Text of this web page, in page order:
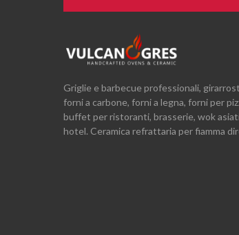
Griglie e barbecue professionali,
forni a carbone, forni a legna, forni per
buffet per ristoranti, brasserie, wok
hotel. Ceramica refrattaria per fiamma